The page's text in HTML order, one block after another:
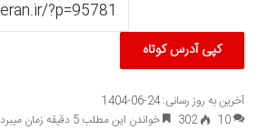
کپی آدرس کوتاه
آخرین به روز رسانی: 24-06-1404
10
302 خواندن این مطلب 5 دقیقه زمان میبرد